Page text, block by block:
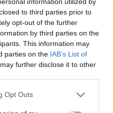
to third parties prior to
opt-out of the further
by third parties on the
This information may
parties on the IAB’s List of
further disclose it to other
Opt Outs